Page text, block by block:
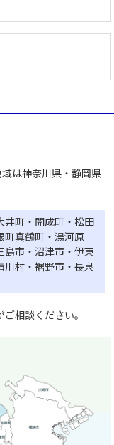
は神奈川県・静岡県
井町・開成町・松田
町真鶴町・湯河原
島市・沼津市・伊東
川村・裾野市・長泉
相談ください。